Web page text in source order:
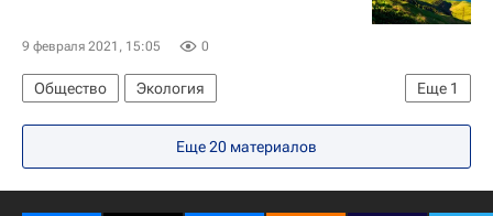
9 февраля 2021, 15:05 0
Еще 1
Общество
Экология
Навигатор абитуриента
Еще 20 материалов